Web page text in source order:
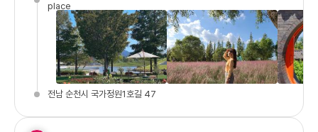
place
전남 순천시 국가정원1호길 47